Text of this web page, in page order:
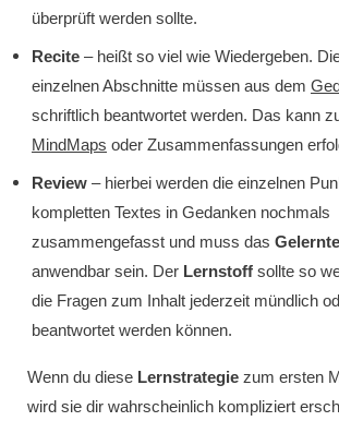
überprüft werden sollte.
Recite – heißt so viel wie Wiedergeben.
einzelnen Abschnitte müssen aus dem
schriftlich beantwortet werden. Das kann
MindMaps oder Zusammenfassungen
Review – hierbei werden die einzelnen
kompletten Textes in Gedanken nochmals
zusammengefasst und muss das Gelernte
anwendbar sein. Der Lernstoff sollte so
die Fragen zum Inhalt jederzeit mündlich
beantwortet werden können.
Wenn du diese Lernstrategie zum ersten
wird sie dir wahrscheinlich kompliziert